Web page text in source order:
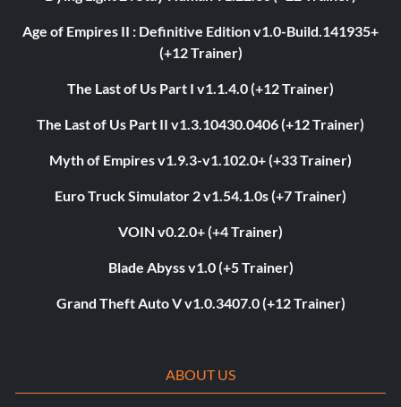
Age of Empires II : Definitive Edition v1.0-Build.141935+
(+12 Trainer)
The Last of Us Part I v1.1.4.0 (+12 Trainer)
The Last of Us Part II v1.3.10430.0406 (+12 Trainer)
Myth of Empires v1.9.3-v1.102.0+ (+33 Trainer)
Euro Truck Simulator 2 v1.54.1.0s (+7 Trainer)
VOIN v0.2.0+ (+4 Trainer)
Blade Abyss v1.0 (+5 Trainer)
Grand Theft Auto V v1.0.3407.0 (+12 Trainer)
ABOUT US